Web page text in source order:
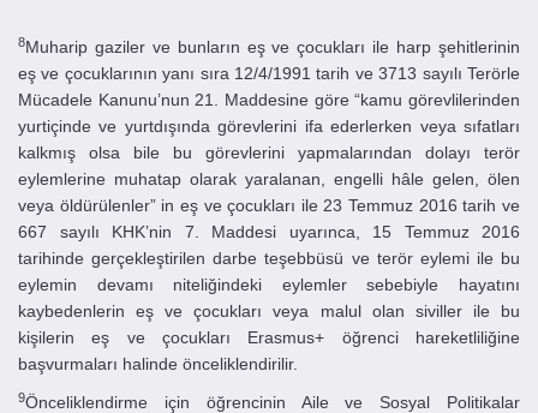
8Muharip gaziler ve bunların eş ve çocukları ile harp şehitlerinin
eş ve çocuklarının yanı sıra 12/4/1991 tarih ve 3713 sayılı Terörle
Mücadele Kanunu’nun 21. Maddesine göre “kamu görevlilerinden
yurtiçinde ve yurtdışında görevlerini ifa ederlerken veya sıfatları
kalkmış olsa bile bu görevlerini yapmalarından dolayı terör
eylemlerine muhatap olarak yaralanan, engelli hâle gelen, ölen
veya öldürülenler” in eş ve çocukları ile 23 Temmuz 2016 tarih ve
667 sayılı KHK’nin 7. Maddesi uyarınca, 15 Temmuz 2016
tarihinde gerçekleştirilen darbe teşebbüsü ve terör eylemi ile bu
eylemin devamı niteliğindeki eylemler sebebiyle hayatını
kaybedenlerin eş ve çocukları veya malul olan siviller ile bu
kişilerin eş ve çocukları Erasmus+ öğrenci hareketliliğine
başvurmaları halinde önceliklendirilir.
9Önceliklendirme için öğrencinin Aile ve Sosyal Politikalar